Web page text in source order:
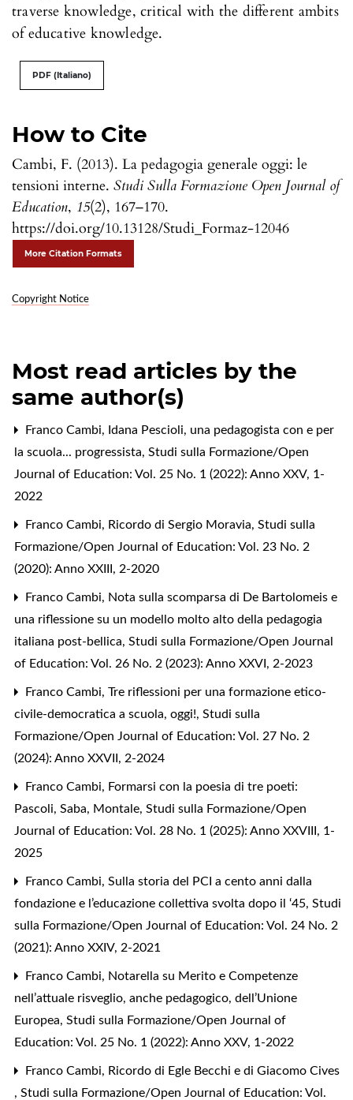
How to Cite
Cambi, F. (2013). La pedagogia generale oggi: le
tensioni interne. Studi Sulla Formazione Open Journal of
Education, 15(2), 167–170.
https://doi.org/10.13128/Studi_Formaz-12046
More Citation Formats
Copyright Notice
traverse knowledge, critical with the different ambits
of educative knowledge.
PDF (Italiano)
Most read articles by the
same author(s)
Franco Cambi, Idana Pescioli, una pedagogista con e per
la scuola... progressista, Studi sulla Formazione/Open
Journal of Education: Vol. 25 No. 1 (2022): Anno XXV, 1-
2022
Franco Cambi, Ricordo di Sergio Moravia, Studi sulla
Formazione/Open Journal of Education: Vol. 23 No. 2
(2020): Anno XXIII, 2-2020
Franco Cambi, Nota sulla scomparsa di De Bartolomeis e
una riflessione su un modello molto alto della pedagogia
italiana post-bellica, Studi sulla Formazione/Open Journal
of Education: Vol. 26 No. 2 (2023): Anno XXVI, 2-2023
Franco Cambi, Tre riflessioni per una formazione etico-
civile-democratica a scuola, oggi!, Studi sulla
Formazione/Open Journal of Education: Vol. 27 No. 2
(2024): Anno XXVII, 2-2024
Franco Cambi, Formarsi con la poesia di tre poeti:
Pascoli, Saba, Montale, Studi sulla Formazione/Open
Journal of Education: Vol. 28 No. 1 (2025): Anno XXVIII, 1-
2025
Franco Cambi, Sulla storia del PCI a cento anni dalla
fondazione e l’educazione collettiva svolta dopo il ‘45, Studi
sulla Formazione/Open Journal of Education: Vol. 24 No. 2
(2021): Anno XXIV, 2-2021
Franco Cambi, Notarella su Merito e Competenze
nell’attuale risveglio, anche pedagogico, dell’Unione
Europea, Studi sulla Formazione/Open Journal of
Education: Vol. 25 No. 1 (2022): Anno XXV, 1-2022
Franco Cambi, Ricordo di Egle Becchi e di Giacomo Cives
, Studi sulla Formazione/Open Journal of Education: Vol.